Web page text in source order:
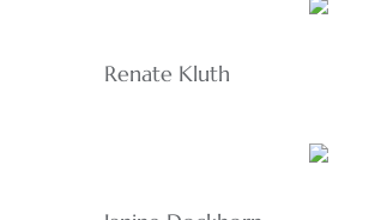
Renate Kluth